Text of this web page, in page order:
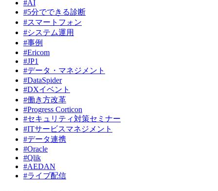
#AI
#5分でできる診断
#スマートフォン
#システム運用
#事例
#Ericom
#JP1
#データ・マネジメント
#DataSpider
#DXイベント
#働き方改革
#Progress Corticon
#セキュリティ対策セミナー
#ITサービスマネジメント
#データ連携
#Oracle
#Qlik
#AEDAN
#ライブ配信